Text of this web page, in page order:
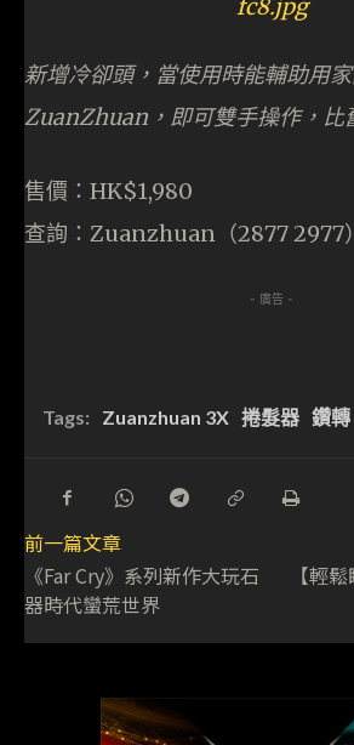
新增冷卻頭，當使用時能輔助用
ZuanZhuan，即可雙手操作，比
售價：HK$1,980
查詢：Zuanzhuan（2877 2977）
- 廣告 -
Tags: Zuanzhuan 3X 捲髮器 鑽轉
前一篇文章
《Far Cry》系列新作大玩石
器時代蠻荒世界
【輕